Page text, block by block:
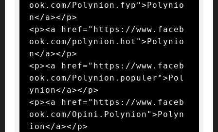
ook.com/Polynion.fyp">Polynio
n</a></p>
<p><a href="https://www.faceb
ook.com/polynion.hot">Polynio
n</a></p>
<p><a href="https://www.faceb
ook.com/Polynion.populer">Pol
ynion</a></p>
<p><a href="https://www.faceb
ook.com/Opini.Polynion">Polyn
ion</a></p>